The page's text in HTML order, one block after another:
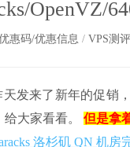
OpenVZ/
惠码/优惠信息 / VPS测评
发来了新年的促销
给大家看看。但是拿
洛杉矶 QN 机房